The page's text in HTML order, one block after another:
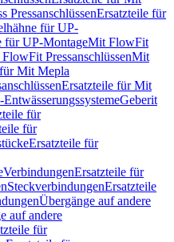
PressanschlüssenErsatzteile für
für UP-
für UP-MontageMit FlowFit
PressanschlüssenMit
Mit Mepla
Ersatzteile für Mit
EntwässerungssystemeGeberit
für
für
Ersatzteile für
VerbindungenErsatzteile für
SteckverbindungenErsatzteile
Übergänge auf andere
auf andere
für